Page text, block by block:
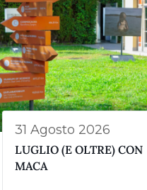
31 Agosto 2026
LUGLIO (E OLTRE) CON
MACA